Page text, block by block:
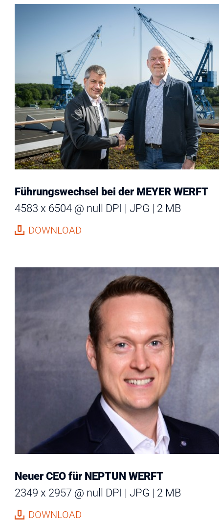
Führungswechsel bei der MEYER WERFT
4583 x 6504 @ null DPI
JPG 2 MB
DOWNLOAD
Neuer CEO für NEPTUN WERFT
2349 x 2957 @ null DPI
JPG 2 MB
DOWNLOAD